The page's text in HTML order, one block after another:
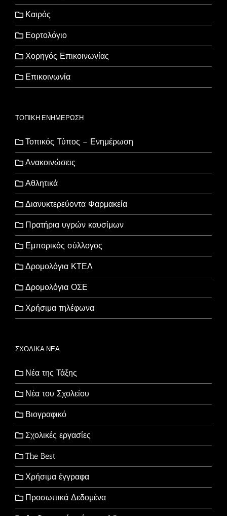
Καιρός
Εορτολόγιο
Χορηγός Επικοινωνίας
Επικοινωνία
ΤΟΠΙΚΗ ΕΝΗΜΕΡΩΣΗ
Τοπικός Τύπος – Ενημέρωση
Ανακοινώσεις
Αθλητικά
Διανυκτερεύοντα Φαρμακεία
Πρατήρια υγρών καυσίμων
Εμπορικός σύλλογος
Δρομολόγια ΚΤΕΛ
Δρομολόγια ΟΣΕ
Χρήσιμα τηλέφωνα
ΣΧΟΛΙΚΑ ΝΕΑ
Νέα της Τάξης
Νέα του Σχολείου
Βιογραφικό
Σχολικές εργασίες
The Best
Χρήσιμα έγγραφα
Προσωπικά Δεδομένα